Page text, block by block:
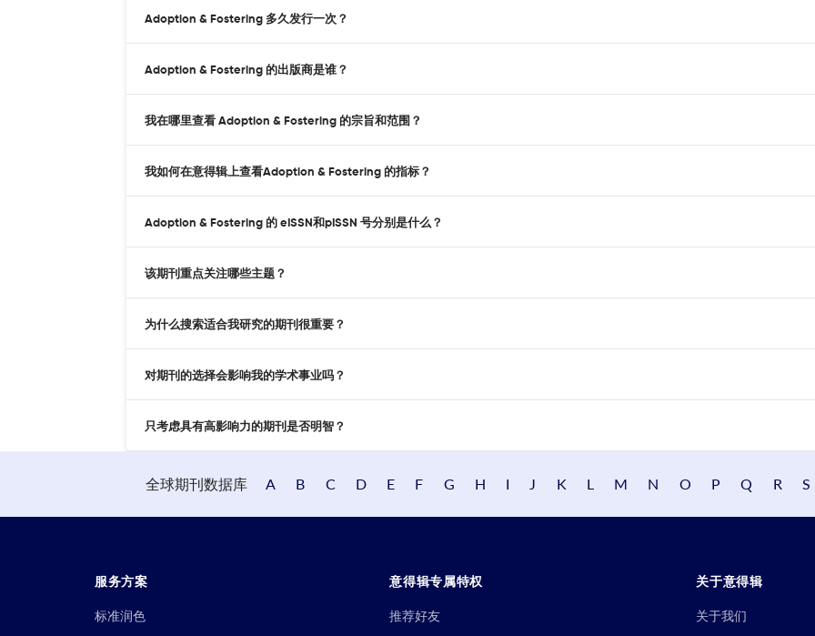
Adoption & Fostering 多久发行一次？
Adoption & Fostering 的出版商是谁？
我在哪里查看 Adoption & Fostering 的宗旨和范围？
我如何在意得辑上查看Adoption & Fostering 的指标？
Adoption & Fostering 的 eISSN和pISSN 号分别是什么？
该期刊重点关注哪些主题？
为什么搜索适合我研究的期刊很重要？
对期刊的选择会影响我的学术事业吗？
只考虑具有高影响力的期刊是否明智？
全球期刊数据库 A B C D E F G H I J K L M N O P Q R S